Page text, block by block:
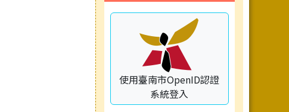
使用臺南市OpenID認證
系統登入